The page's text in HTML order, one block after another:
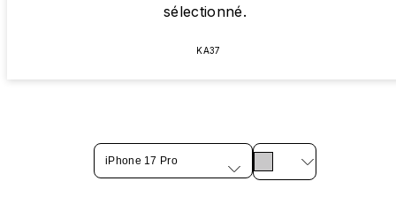
sélectionné.
KA37
iPhone 17 Pro